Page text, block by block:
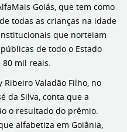
Goiás, que tem como
todas as crianças na idade
que norteiam
de todo o Estado
mil reais.
Valadão Filho, no
da Silva, conta que a
o resultado do prêmio.
alfabetiza em Goiânia,